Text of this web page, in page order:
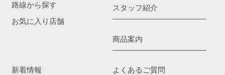
路線から探す
お気に入り店舗
スタッフ紹介
商品案内
新着情報 よくあるご質問